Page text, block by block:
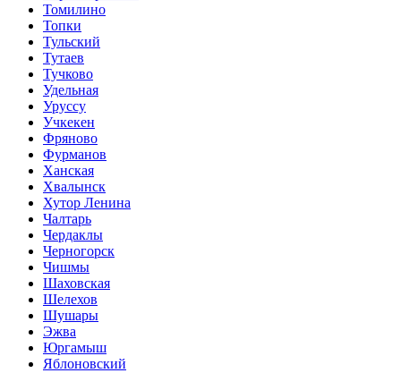
Томилино
Топки
Тульский
Тутаев
Тучково
Удельная
Уруссу
Учкекен
Фряново
Фурманов
Ханская
Хвалынск
Хутор Ленина
Чалтарь
Чердаклы
Черногорск
Чишмы
Шаховская
Шелехов
Шушары
Эжва
Юргамыш
Яблоновский